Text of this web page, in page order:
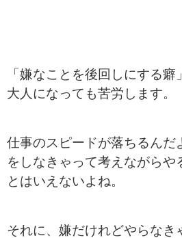
「嫌なことを後回しにする癖
大人になっても苦労します。
仕事のスピードが落ちるんだ
をしなきゃって考えながらや
とはいえないよね。
それに、嫌だけれどやらなき